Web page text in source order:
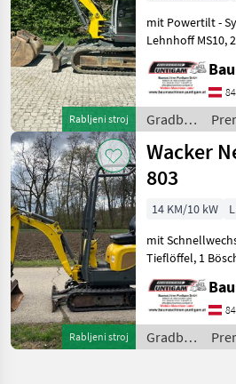
Rabljeni stroj
mit Powertilt -
Lehnhoff MS10, 2 Tieflöffel,
Eigengewicht
Baumaschinen
GmbH Unser
Gradbeni
stroji /
Wacker
Neuson
Rabljeni stroj
Wacker
803
14 KM/10 kW
mit
Tieflöffel, 1 Böschungslöffel
Laufwerk 70 - 86
Gewicht 1.110 kg
Baumaschinen
Gradbeni
stroji /